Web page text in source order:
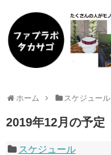
ホーム スケジュール
2019年12月の予定
スケジュール